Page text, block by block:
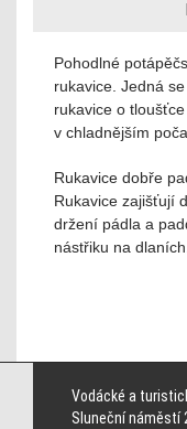
Pohodlné
rukavice. Jedná
rukavice o
v chladnějším
Rukavice dobře
Rukavice zajišťují
držení pádla a
nástřiku na
Denver Broncos jerseys
Houston Texans jerseys
Vodácké a
Sluneční náměstí